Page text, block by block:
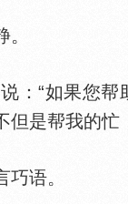
“如果您帮
但是帮我的
语。